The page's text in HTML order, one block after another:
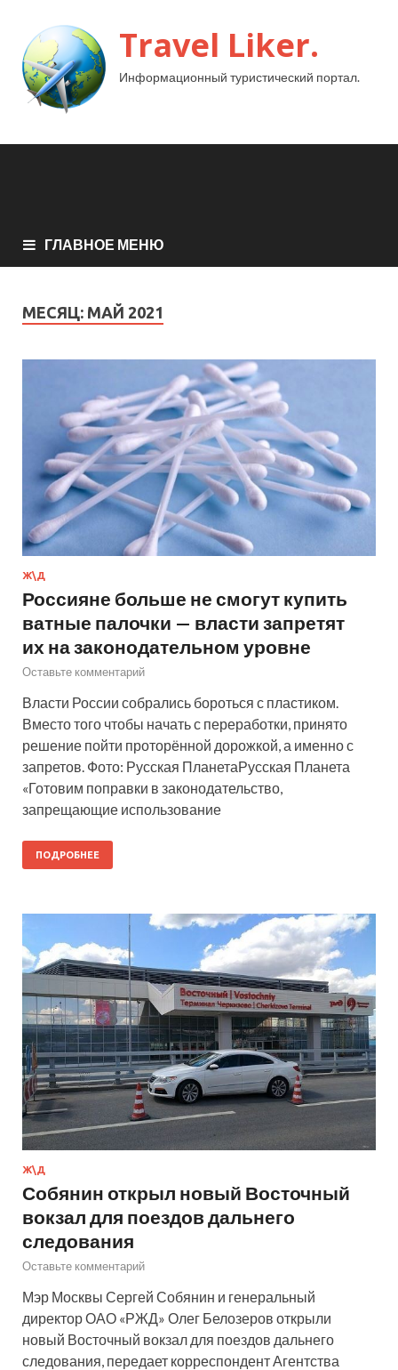
Travel Liker.
Информационный туристический портал.
ГЛАВНОЕ МЕНЮ
МЕСЯЦ: МАЙ 2021
Ж\Д
Россияне больше не смогут купить
ватные палочки — власти запретят
их на законодательном уровне
Оставьте комментарий
Власти России собрались бороться с пластиком.
Вместо того чтобы начать с переработки, принято
решение пойти проторённой дорожкой, а именно с
запретов. Фото: Русская ПланетаРусская Планета
«Готовим поправки в законодательство,
запрещающие использование
ПОДРОБНЕЕ
Ж\Д
Собянин открыл новый Восточный
вокзал для поездов дальнего
следования
Оставьте комментарий
Мэр Москвы Сергей Собянин и генеральный
директор ОАО «РЖД» Олег Белозеров открыли
новый Восточный вокзал для поездов дальнего
следования, передает корреспондент Агентства